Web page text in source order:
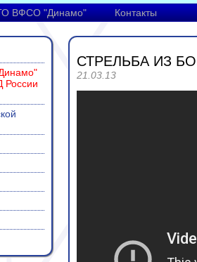
ВФСО "Динамо" Контакты
России
СТРЕЛЬБА ИЗ
21.03.13